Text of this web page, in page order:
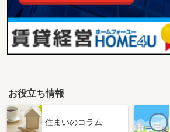
お役立ち情報
住まいのコラム